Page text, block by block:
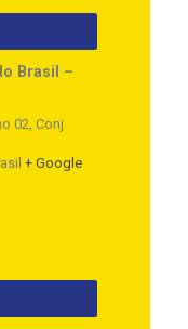
Brasil –
02, Conj
+ Google